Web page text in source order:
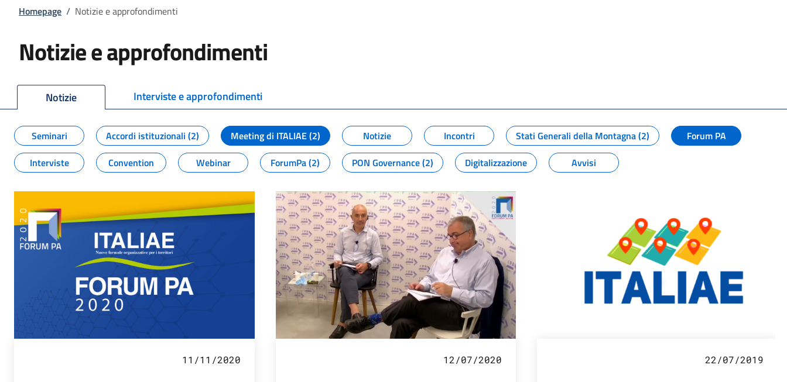
Homepage / Notizie e approfondimenti
Notizie e approfondimenti
Notizie Interviste e approfondimenti
Seminari Accordi istituzionali (2) Meeting di ITALIAE (2) Notizie Incontri Stati Generali della Montagna (2)
Forum PA
Interviste
Convention Webinar ForumPa (2) PON Governance (2) Digitalizzazione Avvisi
11/11/2020 12/07/2020 22/07/2019